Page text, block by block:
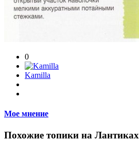
0
Kamilla
Мое мнение
Похожие топики на Лантиках